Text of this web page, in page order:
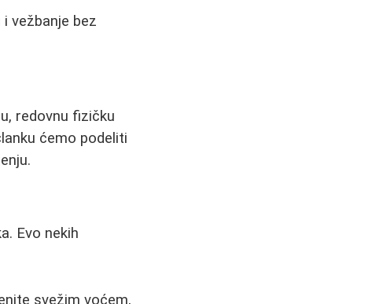
vežbanje bez
redovnu fizičku
ćemo podeliti
Evo nekih
svežim voćem,